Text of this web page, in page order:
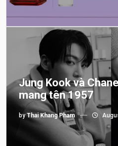
Jung Kook và
mang tên 1957
byThai Khang Pham